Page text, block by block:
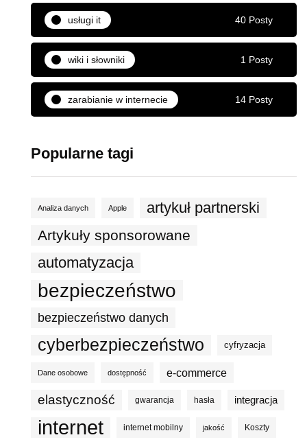
usługi it 40 Posty
wiki i słowniki 1 Posty
zarabianie w internecie 14 Posty
Popularne tagi
Analiza danych Apple artykuł partnerski
Artykuły sponsorowane
automatyzacja
bezpieczeństwo
bezpieczeństwo danych
cyberbezpieczeństwo cyfryzacja
Dane osobowe dostępność e-commerce
elastyczność gwarancja hasła integracja
internet internet mobilny jakość Koszty